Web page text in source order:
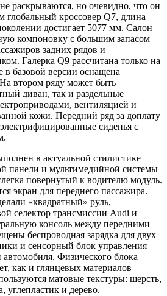
раскрываются, но очевидно, что он
глобальный кроссовер Q7, длина
достигает 5077 мм. Салон
компоновку с большим запасом
задних рядов и
Галерка Q9 рассчитана только на
в базовой версии оснащена
втором ряду может быть
диван, так и раздельные
вентиляцией и
кожи. Передний ряд за доплату
сиденья с
в актуальной стилистике
панели и мультимедийной системы
повернутый к водителю модуль.
экран для переднего пассажира.
«квадратный» руль,
селектор трансмиссии Audi и
консоль между передними
беспроводная зарядка для двух
и сенсорный блок управления
Физического блока
как и глянцевых материалов
матовые текстуры: шерсть,
углепластик и дерево.